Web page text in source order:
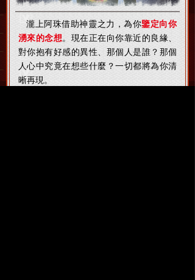
瀧上阿珠借助神靈之力，為你鑒定向你
湧來的念想。現在正在向你靠近的良緣、
對你抱有好感的異性、那個人是誰？那個
人心中究竟在想些什麼？一切都將為你清
晰再現。